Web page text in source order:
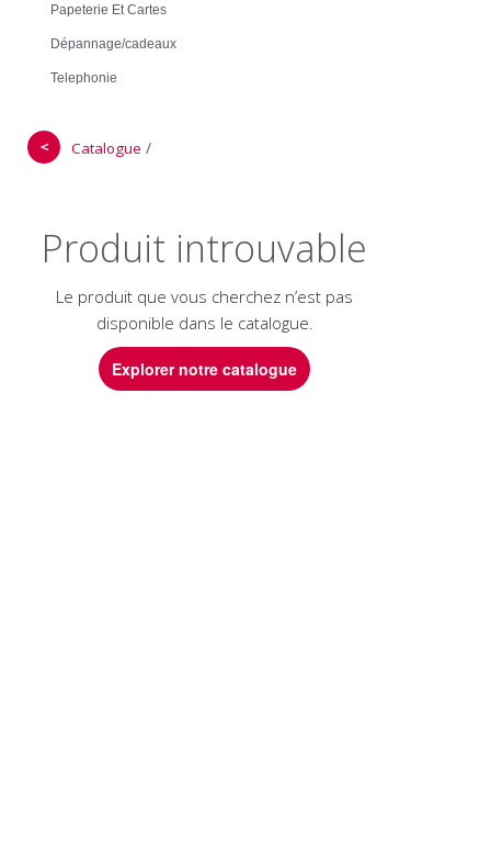
Papeterie Et Cartes
Dépannage/cadeaux
Telephonie
＜ Catalogue /
Produit introuvable
Le produit que vous cherchez n’est pas
disponible dans le catalogue.
Explorer notre catalogue